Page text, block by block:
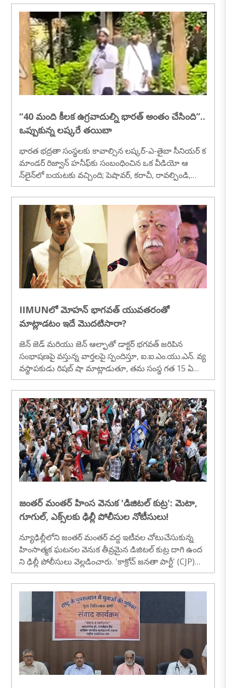
‘‘40 మంది కీలక ఉగ్రవాదుల్ని భారత్ అంతం చేసింది’’..
ఒప్పుకున్న లష్కరే తయిబా
భారత భద్రతా సంస్థలకు కావాల్సిన లష్కర్-ఎ-తైబా సీనియర్ క
మాండర్ రిజ్వాన్ హనీఫ్‌కు సంబంధించిన ఒక వీడియో ఆ
న్‌లైన్‌లో బయటకు వచ్చింది; పెషావర్, కరాచీ, రావల్పిండి,
ముజఫరాబాద్ మరియు..
IIMUNలో మోహన్ భాగవత్ యువతరంతో
మాట్లాడటం ఇదే మొదటిసారా?
జెన్ జెడ్ మరియు జెన్ ఆల్ఫాతో డాక్టర్ భగవత్ జరిపిన
సంభాషణపై వస్తున్న వార్తలపై స్పందిస్తూ, ఐ.ఐ.ఎం.యు.ఎన్. వ్య
వస్థాపకుడు రిషబ్ షా మాట్లాడుతూ, తమ సంస్థ గత 15 ఏ
ళ్లుగా ప్రతి ఆగస్టులో ఇలాంటి యువజన భాగస్వామ్య కార్యక్ర
మాలను నిర్వహిస్తోందని తెలిపారు...
జంతర్ మంతర్ హింస వెనుక 'డిజిటల్ కుట్ర': మెటా,
గూగుల్, ఎక్స్‌లకు ఢిల్లీ పోలీసుల నోటీసులు!
న్యూఢిల్లీలోని జంతర్ మంతర్ వద్ద ఇటీవల చోటుచేసుకున్న
హింసాత్మక ఘటనల వెనుక తీవ్రమైన డిజిటల్ కుట్ర దాగి ఉంద
ని ఢిల్లీ పోలీసులు వెల్లడించారు. 'కాక్రోచ్ జనతా పార్టీ' (CJP)
చేపట్టిన నిరసన ప్రదర్శనను ఉద్దేశపూర్వకంగానే హింస వైపు మ
ళ్లించేందుకు సోషల్ మీడియా వేదికగా పక్కా ప్రణాళికతో
కృత్రిమ ప్రచారం సాగించినట్లు సైబర్ సెల్, ఫోరెన్సిక్ బృందాల ద
ర్యాప్తులో తేలింది. ఈ నెట్‌వర్క్ మూలాలను ఉపసంహ
రించేందుకు గాను సోషల్ మీడియా దిగ్గజాలైన మెటా (ఫేస్‌బుక్,
ఇన్‌స్టాగ్రామ్), గూగుల్, ఎక్స్ (ట్విట్టర్) సంస్థలకు ఢిల్లీ పోలీస్
సైబర్ ..